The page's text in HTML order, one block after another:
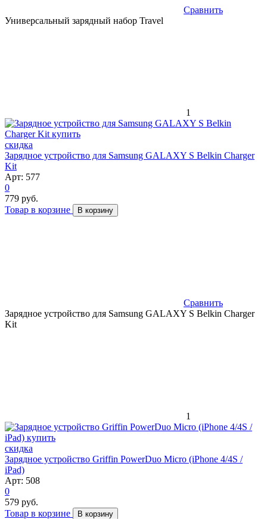
Сравнить
Универсальный зарядный набор Travel
1
скидка
Зарядное устройство для Samsung GALAXY S Belkin Charger
Kit
Арт: 577
0
779 руб.
Товар в корзине
В корзину
Сравнить
Зарядное устройство для Samsung GALAXY S Belkin Charger
Kit
1
скидка
Зарядное устройство Griffin PowerDuo Micro (iPhone 4/4S /
iPad)
Арт: 508
0
579 руб.
Товар в корзине
В корзину